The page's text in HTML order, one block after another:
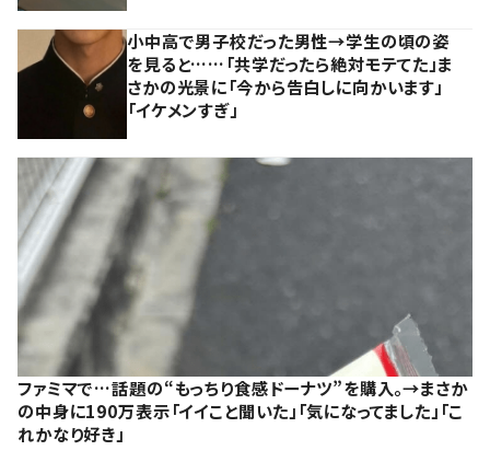
小中高で男子校だった男性→学生の頃の姿
を見ると……「共学だったら絶対モテてた」ま
さかの光景に「今から告白しに向かいます」
「イケメンすぎ」
ファミマで…話題の“もっちり食感ドーナツ”を購入。→まさか
の中身に190万表示「イイこと聞いた」「気になってました」「こ
れかなり好き」